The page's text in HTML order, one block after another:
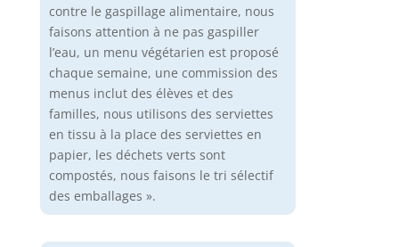
contre le gaspillage alimentaire, nous
faisons attention à ne pas gaspiller
l’eau, un menu végétarien est proposé
chaque semaine, une commission des
menus inclut des élèves et des
familles, nous utilisons des serviettes
en tissu à la place des serviettes en
papier, les déchets verts sont
compostés, nous faisons le tri sélectif
des emballages ».